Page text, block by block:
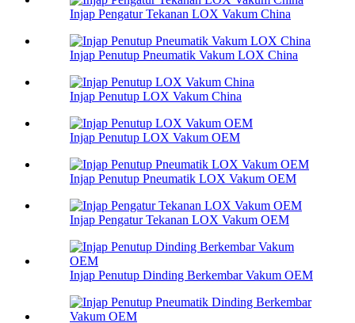
Injap Pengatur Tekanan LOX Vakum China
Injap Penutup Pneumatik Vakum LOX China
Injap Penutup LOX Vakum China
Injap Penutup LOX Vakum OEM
Injap Penutup Pneumatik LOX Vakum OEM
Injap Pengatur Tekanan LOX Vakum OEM
Injap Penutup Dinding Berkembar Vakum OEM